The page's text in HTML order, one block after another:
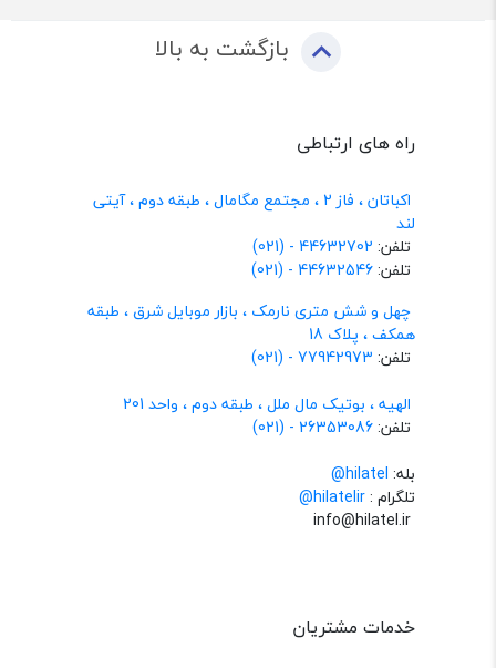
بازگشت به بالا
راه های ارتباطی
اکباتان ، فاز 2 ، مجتمع مگامال ، طبقه دوم ، آیتی
لند
تلفن: 44632702 - (021)
تلفن:44632546 - (021)
چهل و شش متری نارمک ، بازار موبایل شرق ، طبقه
همکف ، پلاک 18
تلفن: 77942973 - (021)
الهیه ، بوتیک مال ملل ، طبقه دوم ، واحد 201
تلفن:26353086 - (021)
بله: hilatel@
تلگرام :@hilatelir
خدمات مشتریان